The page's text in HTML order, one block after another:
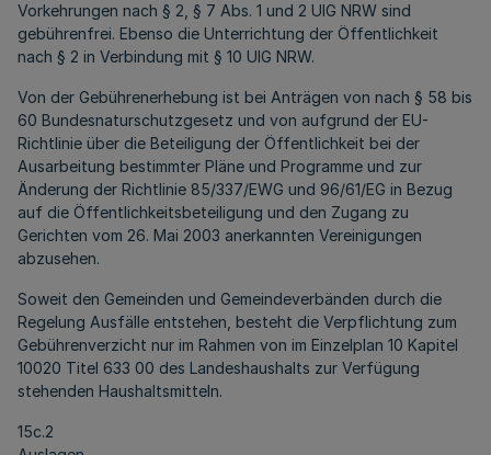
Vorkehrungen nach § 2, § 7 Abs. 1 und 2 UIG NRW sind
gebührenfrei. Ebenso die Unterrichtung der Öffentlichkeit
nach § 2 in Verbindung mit § 10 UIG NRW.
Von der Gebührenerhebung ist bei Anträgen von nach § 58 bis
60 Bundesnaturschutzgesetz und von aufgrund der EU-
Richtlinie über die Beteiligung der Öffentlichkeit bei der
Ausarbeitung bestimmter Pläne und Programme und zur
Änderung der Richtlinie 85/337/EWG und 96/61/EG in Bezug
auf die Öffentlichkeitsbeteiligung und den Zugang zu
Gerichten vom 26. Mai 2003 anerkannten Vereinigungen
abzusehen.
Soweit den Gemeinden und Gemeindeverbänden durch die
Regelung Ausfälle entstehen, besteht die Verpflichtung zum
Gebührenverzicht nur im Rahmen von im Einzelplan 10 Kapitel
10020 Titel 633 00 des Landeshaushalts zur Verfügung
stehenden Haushaltsmitteln.
15c.2